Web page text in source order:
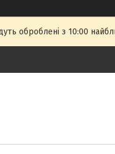
оброблені з 10:00